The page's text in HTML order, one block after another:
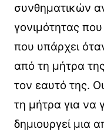
συνθηματικών
γονιμότητας
που υπάρχει
από τη μήτρα
τον εαυτό της.
τη μήτρα για να
δημιουργεί μια